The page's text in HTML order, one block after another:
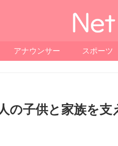
アナウンサー スポーツ
の子供と家族を支